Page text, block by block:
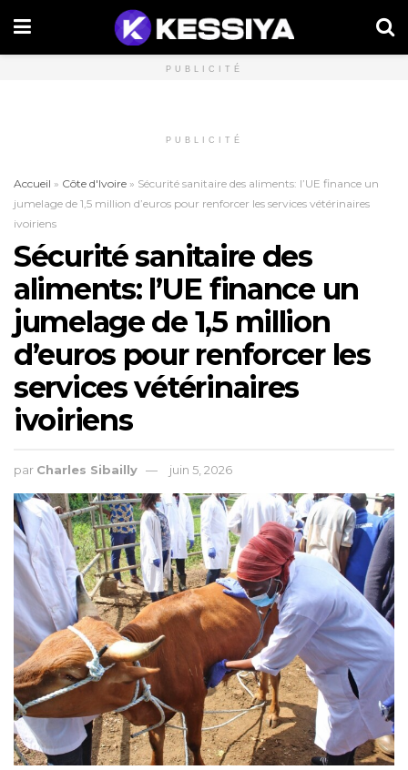
PUBLICITÉ
PUBLICITÉ
Accueil » Côte d'Ivoire » Sécurité sanitaire des aliments: l’UE finance un
jumelage de 1,5 million d’euros pour renforcer les services vétérinaires
ivoiriens
Sécurité sanitaire des
aliments: l’UE finance un
jumelage de 1,5 million
d’euros pour renforcer les
services vétérinaires
ivoiriens
par Charles Sibailly juin 5, 2026